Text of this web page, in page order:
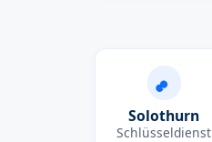
Solothurn
Schlüsseldienst